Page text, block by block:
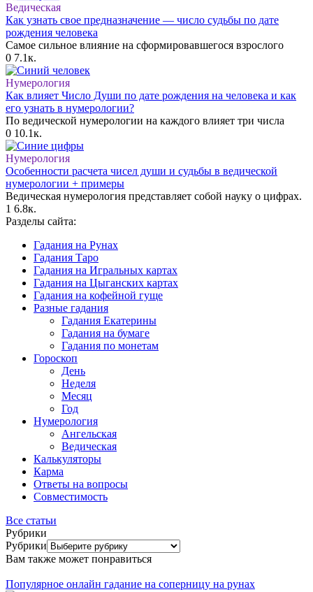
Ведическая
Как узнать свое предназначение — число судьбы по дате
рождения человека
Самое сильное влияние на сформировавшегося взрослого
0 7.1к.
Нумерология
Как влияет Число Души по дате рождения на человека и как
его узнать в нумерологии?
По ведической нумерологии на каждого влияет три числа
0 10.1к.
Нумерология
Особенности расчета чисел души и судьбы в ведической
нумерологии + примеры
Ведическая нумерология представляет собой науку о цифрах.
1 6.8к.
Разделы сайта:
Гадания на Рунах
Гадания Таро
Гадания на Игральных картах
Гадания на Цыганских картах
Гадания на кофейной гуще
Разные гадания
Гадания Екатерины
Гадания на бумаге
Гадания по монетам
Гороскоп
День
Неделя
Месяц
Год
Нумерология
Ангельская
Ведическая
Калькуляторы
Карма
Ответы на вопросы
Совместимость
Все статьи
Рубрики
Рубрики
Вам также может понравиться
Популярное онлайн гадание на соперницу на рунах